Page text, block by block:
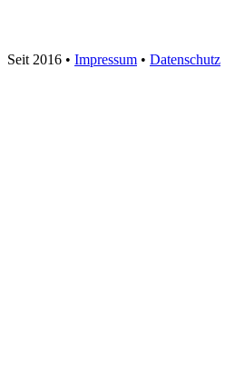
Seit 2016 • Impressum • Datenschutz